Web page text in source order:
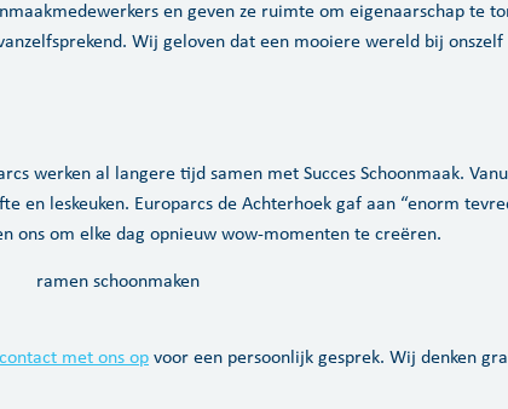
en geven ze ruimte om eigenaarschap te
Wij geloven dat een mooiere wereld bij
werken al langere tijd samen met Succes Schoonmaak.
leskeuken. Europarcs de Achterhoek gaf aan “enorm
ons om elke dag opnieuw wow-momenten te creëren.
met ons op voor een persoonlijk gesprek. Wij denken